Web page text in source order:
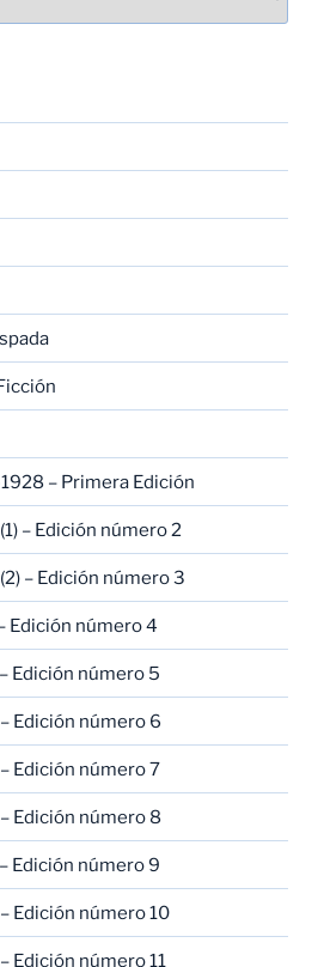
– Primera Edición
– Edición número 2
– Edición número 3
Edición número 4
Edición número 5
Edición número 6
Edición número 7
Edición número 8
Edición número 9
Edición número 10
Edición número 11